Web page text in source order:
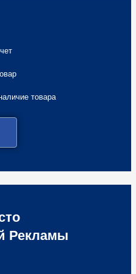
товара
Рекламы